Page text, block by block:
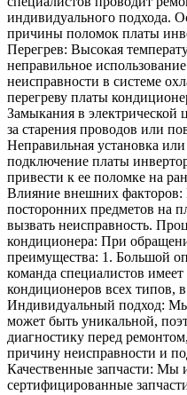
индивидуального подхода.
причины поломок платы
Перегрев: Высокая
неправильное
неисправности в системе
перегреву платы
Замыкания в электрической
за старения проводов или
Неправильная установка
подключение платы
привести к ее поломке на
Влияние внешних
посторонних предметов на
вызвать неисправность.
кондиционера: При
преимущества: 1. Большой
команда специалистов
кондиционеров всех типов,
Индивидуальный подход:
может быть уникальной,
диагностику перед
причину неисправности и
Качественные запчасти: Мы
сертифицированные